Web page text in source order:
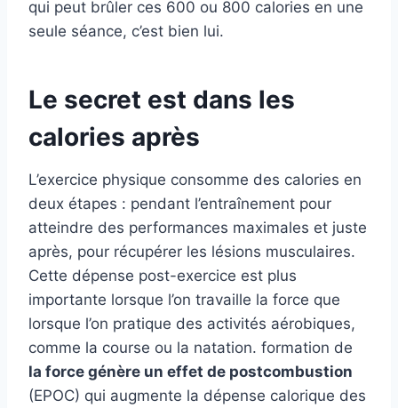
qui peut brûler ces 600 ou 800 calories en une
seule séance, c’est bien lui.
Le secret est dans les
calories après
L’exercice physique consomme des calories en
deux étapes : pendant l’entraînement pour
atteindre des performances maximales et juste
après, pour récupérer les lésions musculaires.
Cette dépense post-exercice est plus
importante lorsque l’on travaille la force que
lorsque l’on pratique des activités aérobiques,
comme la course ou la natation. formation de
la force génère un effet de postcombustion
(EPOC) qui augmente la dépense calorique des